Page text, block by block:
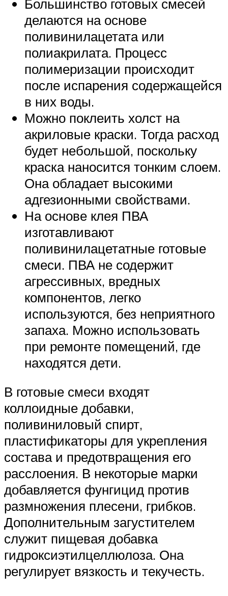
Большинство готовых смесей
делаются на основе
поливинилацетата или
полиакрилата. Процесс
полимеризации происходит
после испарения содержащейся
в них воды.
Можно поклеить холст на
акриловые краски. Тогда расход
будет небольшой, поскольку
краска наносится тонким слоем.
Она обладает высокими
адгезионными свойствами.
На основе клея ПВА
изготавливают
поливинилацетатные готовые
смеси. ПВА не содержит
агрессивных, вредных
компонентов, легко
используются, без неприятного
запаха. Можно использовать
при ремонте помещений, где
находятся дети.
В готовые смеси входят
коллоидные добавки,
поливиниловый спирт,
пластификаторы для укрепления
состава и предотвращения его
расслоения. В некоторые марки
добавляется фунгицид против
размножения плесени, грибков.
Дополнительным загустителем
служит пищевая добавка
гидроксиэтилцеллюлоза. Она
регулирует вязкость и текучесть.